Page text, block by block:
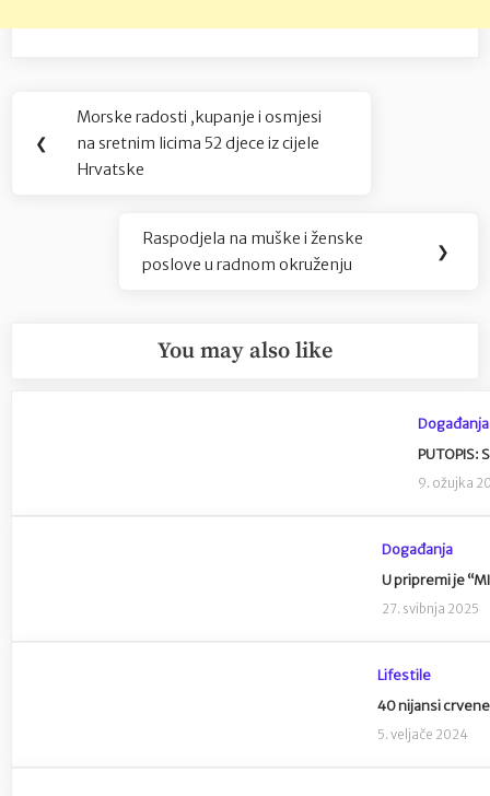
Navigacija
objava
❮
Previous
Post:
Morske radosti ,kupanje i osmjesi
na sretnim licima 52 djece iz cijele
Hrvatske
Next
Post:
Raspodjela na muške i ženske
poslove u radnom okruženju
❯
You may also like
Događanja
PUTOPIS:
9. ožujka
Događanja
U pripremi je
27. svibnja 2025
Lifestile
40 nijansi
5. veljače 2024